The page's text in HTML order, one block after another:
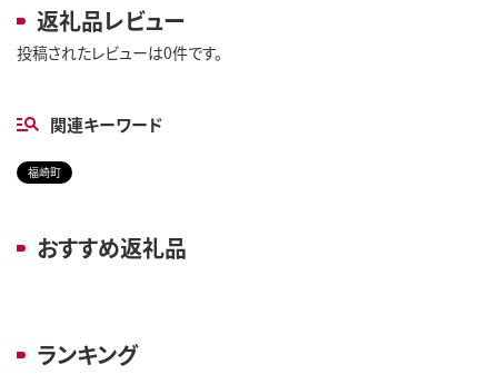
返礼品レビュー
投稿されたレビューは0件です。
関連キーワード
福崎町
おすすめ返礼品
ランキング